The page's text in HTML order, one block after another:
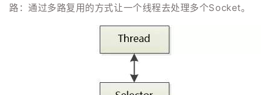
路：通过多路复用的方式让一个线程去处理多个Socket。